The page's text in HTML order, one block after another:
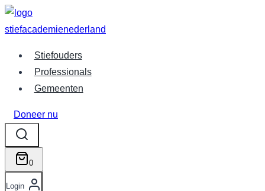
Doorgaan
naar
Stiefouders
Professionals
Gemeenten
Doneer nu
0
Login